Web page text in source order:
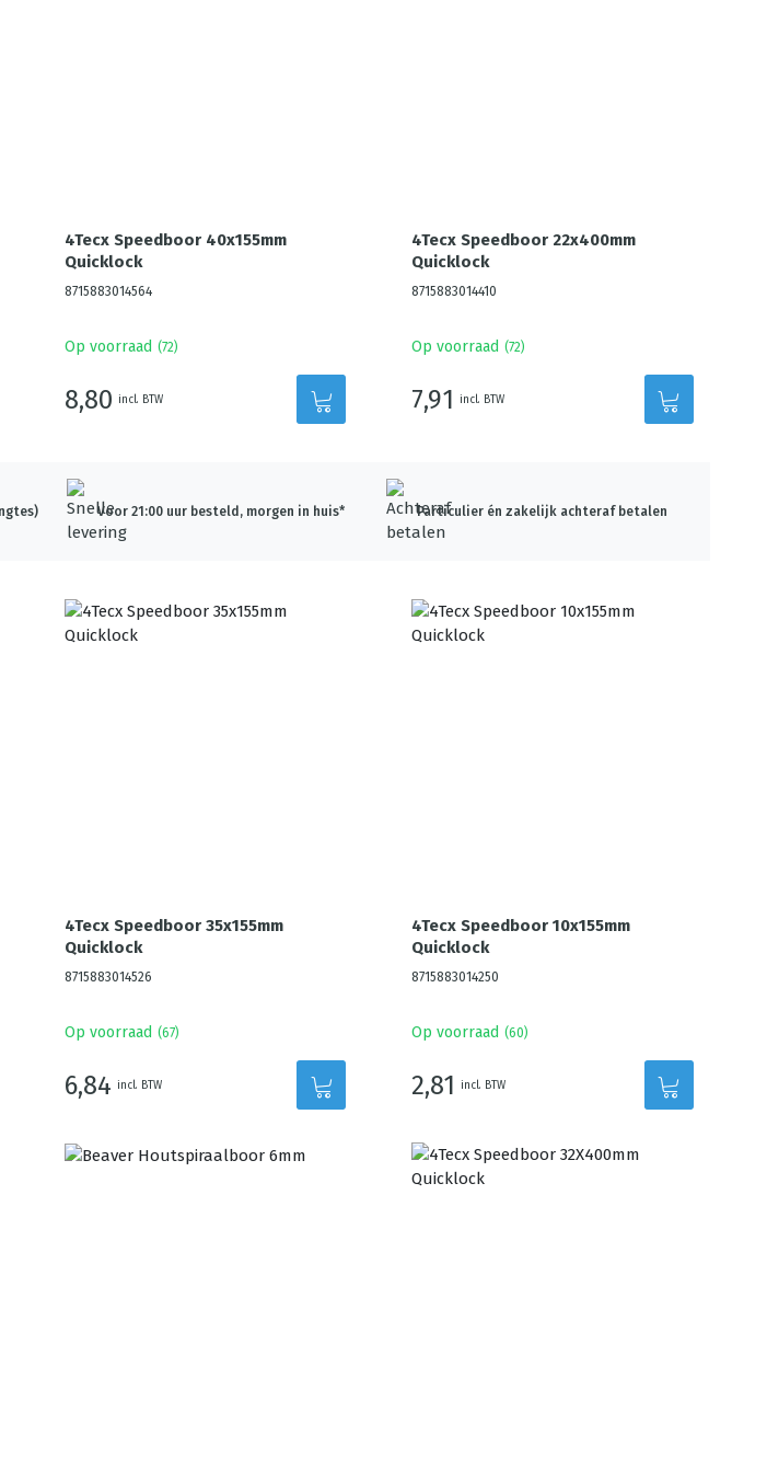
4Tecx Speedboor 40x155mm
Quicklock
8715883014564
Op voorraad (72)
8,80 incl. BTW
4Tecx Speedboor 22x400mm
Quicklock
8715883014410
Op voorraad (72)
7,91 incl. BTW
Voor 21:00 uur besteld, morgen in huis* Particulier én zakelijk achteraf betalen
4Tecx Speedboor 35x155mm
Quicklock
8715883014526
Op voorraad (67)
6,84 incl. BTW
4Tecx Speedboor 10x155mm
Quicklock
8715883014250
Op voorraad (60)
2,81 incl. BTW